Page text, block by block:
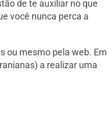
de te auxiliar no que
você nunca perca a
ou mesmo pela web. Em
a realizar uma